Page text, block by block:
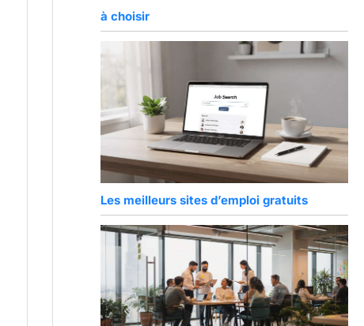
à choisir
Les meilleurs sites d’emploi gratuits